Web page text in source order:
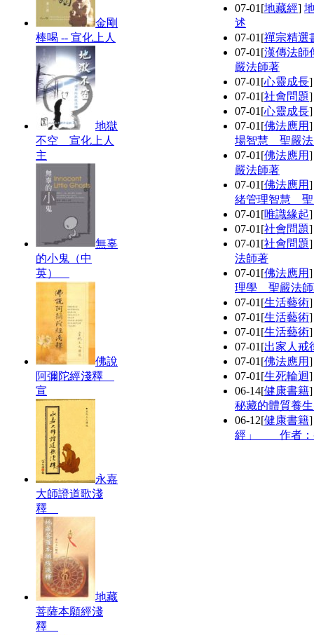
金剛
棒喝 -- 宣化上人
地獄
不空 宣化上人
主
無辜
的小鬼（中
英）
佛說
阿彌陀經淺釋
宣
永嘉
大師證道歌淺
釋
地藏
菩薩本願經淺
釋
07-01 [地藏經]
述
07-01 [禪宗精選
07-01 [漢傳法師
嚴法師著
07-01 [心靈成長
07-01 [社會問題
07-01 [心靈成長
07-01 [佛法應用
場智慧 聖嚴
07-01 [佛法應用
嚴法師著
07-01 [佛法應用
緒管理智慧
07-01 [唯識緣起
07-01 [社會問題
07-01 [社會問題
法師著
07-01 [佛法應用
理學 聖嚴法
07-01 [生活藝術
07-01 [生活藝術
07-01 [生活藝術
07-01 [出家人戒
07-01 [佛法應用
07-01 [生死輪迴
06-14[健康書籍
秘藏的體質養
06-12[健康書籍
經」 作者：